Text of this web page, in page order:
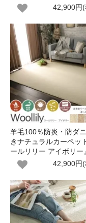
42,900円(
羊毛100％防炎・防ダ
きナチュラルカーペッ
ールリリー アイボリー』
42,900円(